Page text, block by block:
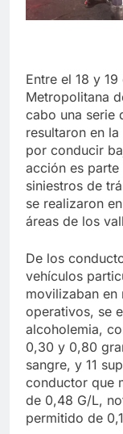
Entre el 18 y
Metropolitana
cabo una serie
resultaron en
por conducir
acción es
siniestros de
se realizaron
áreas de los
De los
vehículos
movilizaban en
operativos, se
alcoholemia,
0,30 y 0,80
sangre, y 11
conductor que
de 0,48 G/L,
permitido de